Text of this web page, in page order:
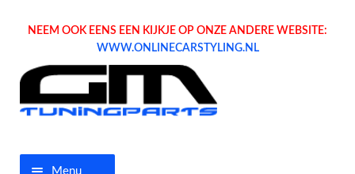
NEEM OOK EENS EEN KIJKJE OP ONZE ANDERE WEBSITE:
WWW.ONLINECARSTYLING.NL
Menu